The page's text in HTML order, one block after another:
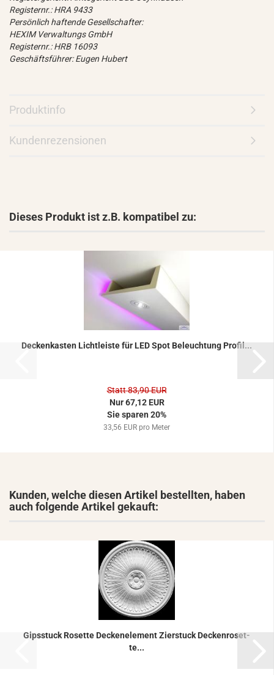
Registernr.: HRA 9433
Persönlich haftende Gesellschafter:
HEXIM Verwaltungs GmbH
Registernr.: HRB 16093
Geschäftsführer: Eugen Hubert
Produktinfo
Kundenrezensionen
Dieses Produkt ist z.B. kompatibel zu:
De­cken­kas­ten Licht­leis­te für LED Spot Be­leuch­tung Pro­fil...
Statt 83,90 EUR
Nur 67,12 EUR
Sie sparen 20%
33,56 EUR pro Meter
Kunden, welche diesen Artikel bestellten, haben
auch folgende Artikel gekauft:
Gips­stuck Ro­set­te De­cken­ele­ment Zier­stuck De­cken­ro­set­
te...